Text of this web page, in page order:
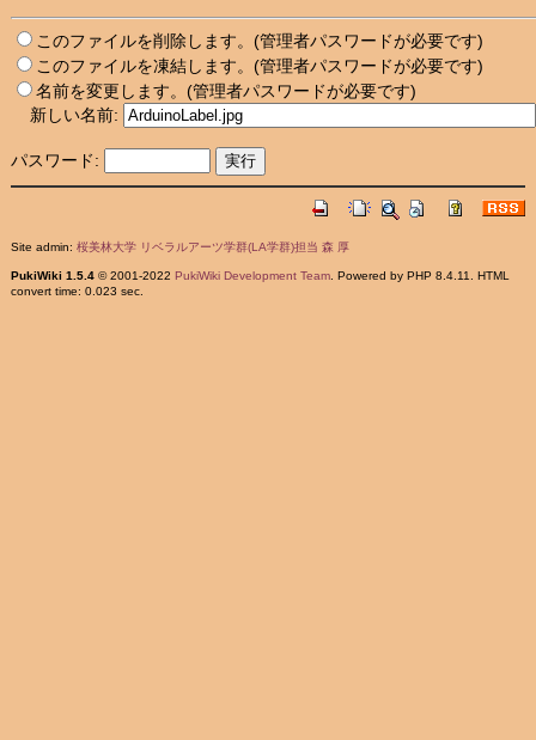
このファイルを削除します。(管理者パスワードが必要です)
このファイルを凍結します。(管理者パスワードが必要です)
名前を変更します。(管理者パスワードが必要です)
新しい名前:
パスワード:
Site admin: 桜美林大学 リベラルアーツ学群(LA学群)担当 森 厚
PukiWiki 1.5.4© 2001-2022 PukiWiki Development Team. Powered by PHP 8.4.11. HTML
convert time: 0.023 sec.